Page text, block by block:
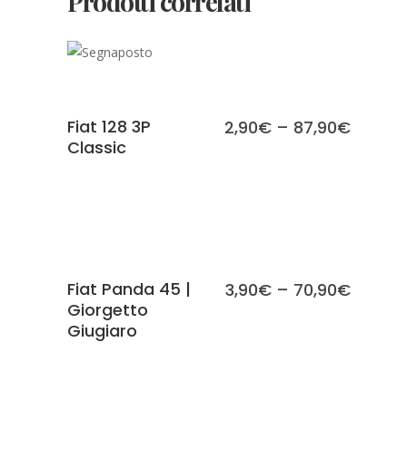
Fiat 128 3P
Classic
2,90€ – 87,90€
Fiat Panda 45 |
Giorgetto
Giugiaro
3,90€ – 70,90€